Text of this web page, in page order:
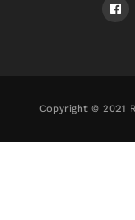
Copyright © 2021